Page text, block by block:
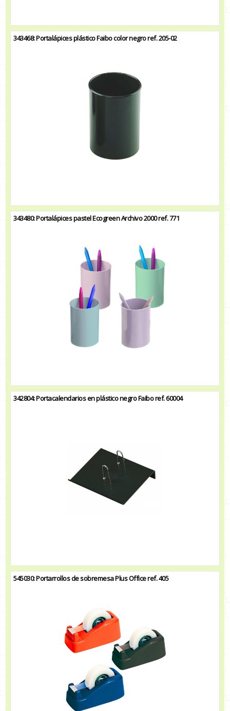
343468: Portalápices plástico Faibo color negro ref. 205-02
343480: Portalápices pastel Ecogreen Archivo 2000 ref. 771
342804: Portacalendarios en plástico negro Faibo ref. 60004
545030: Portarrollos de sobremesa Plus Office ref. 405